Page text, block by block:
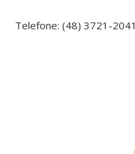
Telefone: (48) 3721-2041